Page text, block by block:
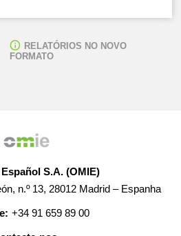
RELATÓRIOS NO NOVO
FORMATO
S.A. (OMIE)
n.º 13, 28012 Madrid – Espanha
+34 91 659 89 00